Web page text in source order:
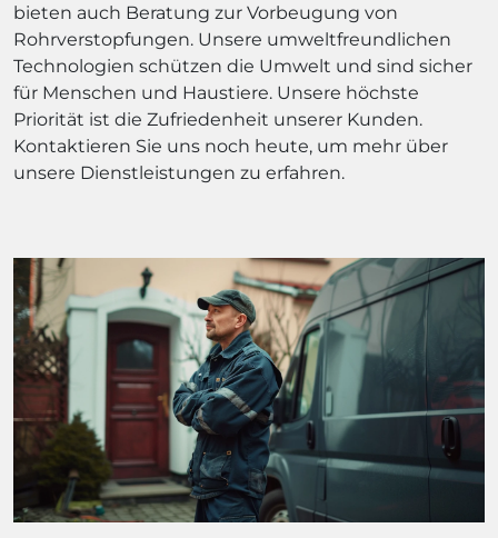
bieten auch Beratung zur Vorbeugung von
Rohrverstopfungen. Unsere umweltfreundlichen
Technologien schützen die Umwelt und sind sicher
für Menschen und Haustiere. Unsere höchste
Priorität ist die Zufriedenheit unserer Kunden.
Kontaktieren Sie uns noch heute, um mehr über
unsere Dienstleistungen zu erfahren.